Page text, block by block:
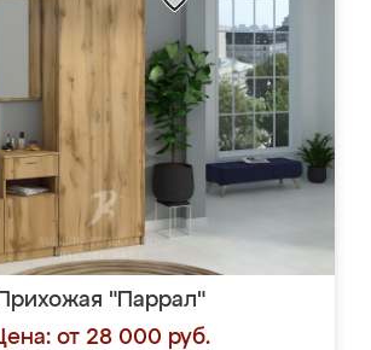
Прихожая "Паррал"
от 28 000 руб.